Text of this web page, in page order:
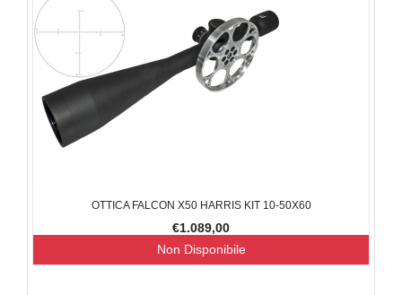
OTTICA FALCON X50 HARRIS KIT 10-50X60
€1.089,00
Non Disponibile